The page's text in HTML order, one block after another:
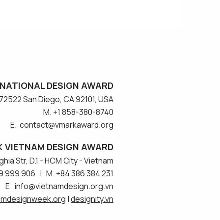
DESIGN AWARD
San Diego, CA 92101, USA
M. +1 858-380-8740
E. contact@vmarkaward.org
VIETNAM DESIGN AWARD
Str, D.1 - HCM City - Vietnam​
999 906 | M. +84 386 384 231
E. info@vietnamdesign.org.vn
|designity.vn